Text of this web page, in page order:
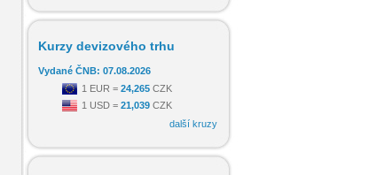
Kurzy devizového trhu
Vydané ČNB: 07.08.2026
1 EUR = 24,265 CZK
1 USD = 21,039 CZK
další kruzy